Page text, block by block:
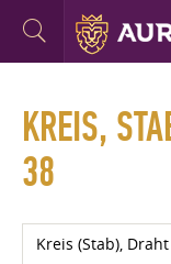
KREIS,
38
Kreis (Stab), Draht